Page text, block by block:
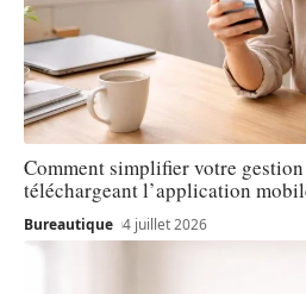
Comment simplifier votre
téléchargeant l’application
Bureautique 4 juillet 2026